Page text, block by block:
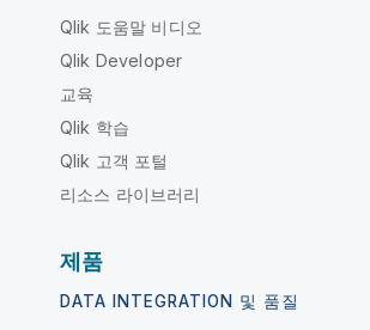
Qlik 도움말 비디오
Qlik Developer
교육
Qlik 학습
Qlik 고객 포털
리소스 라이브러리
제품
DATA INTEGRATION 및 품질